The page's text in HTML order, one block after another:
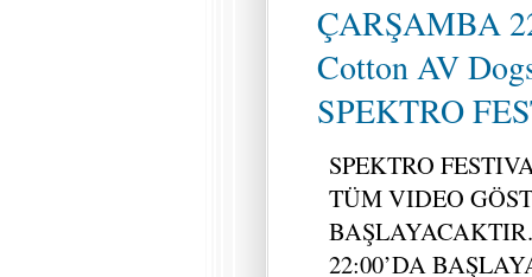
ÇARŞAMBA
Cotton AV
SPEKTRO
SPEKTRO
TÜM VIDEO
22:00’DA